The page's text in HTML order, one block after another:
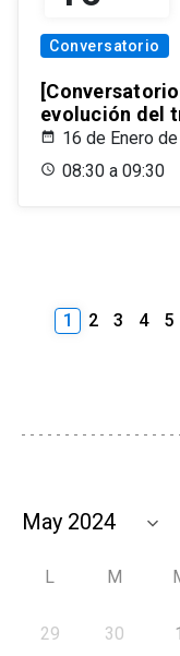
Conversatorio
evolución del
16 de Enero
08:30 a 09:30
1 2 3 4 5
L M
29 30 1